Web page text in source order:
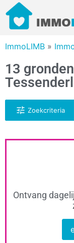
ImmoLIMB »
13
Zoekcriteria
Ontvang